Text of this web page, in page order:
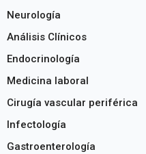
Neurología
Análisis Clínicos
Endocrinología
Medicina laboral
Cirugía vascular periférica
Infectología
Gastroenterología